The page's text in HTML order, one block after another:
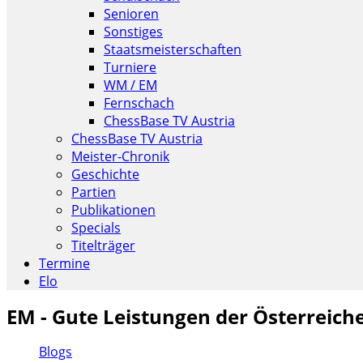
Senioren
Sonstiges
Staatsmeisterschaften
Turniere
WM / EM
Fernschach
ChessBase TV Austria
ChessBase TV Austria
Meister-Chronik
Geschichte
Partien
Publikationen
Specials
Titelträger
Termine
Elo
EM - Gute Leistungen der
Blogs